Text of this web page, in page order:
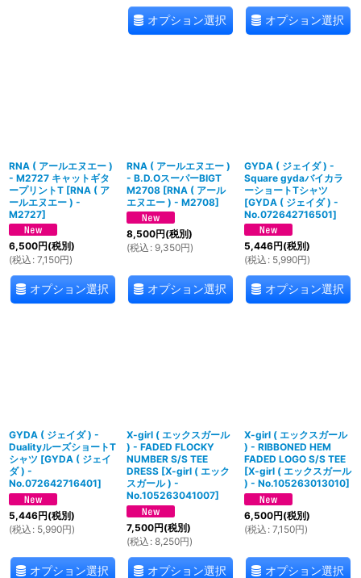
オプション選択 オプション選択
RNA ( アールエヌエー )
- M2727 キャットギタ
ープリントT [RNA ( ア
ールエヌエー ) -
M2727]
6,500円(税別)
(税込 : 7,150円)
オプション選択
RNA ( アールエヌエー )
- B.D.OスーパーBIGT
M2708 [RNA ( アール
エヌエー ) - M2708]
8,500円(税別)
(税込 : 9,350円)
オプション選択
GYDA ( ジェイダ ) -
Square gydaバイカラ
ーショートTシャツ
[GYDA ( ジェイダ ) -
No.072642716501]
5,446円(税別)
(税込 : 5,990円)
オプション選択
GYDA ( ジェイダ ) -
DualityルーズショートT
シャツ [GYDA ( ジェイ
ダ ) -
No.072642716401]
5,446円(税別)
(税込 : 5,990円)
オプション選択
X-girl ( エックスガール
) - FADED FLOCKY
NUMBER S/S TEE
DRESS [X-girl ( エック
スガール ) -
No.105263041007]
7,500円(税別)
(税込 : 8,250円)
オプション選択
X-girl ( エックスガール
) - RIBBONED HEM
FADED LOGO S/S TEE
[X-girl ( エックスガール
) - No.105263013010]
6,500円(税別)
(税込 : 7,150円)
オプション選択